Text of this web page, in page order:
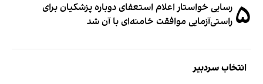
۵ رسایی خواستار اعلام استعفای دوباره پزشکیان برای
راستی‌آزمایی موافقت خامنه‌ای با آن شد
انتخاب سردبیر